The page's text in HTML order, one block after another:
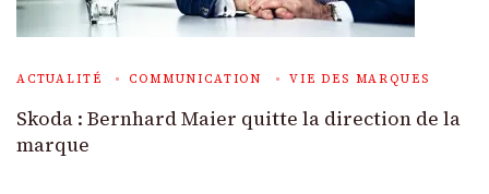
ACTUALITÉ COMMUNICATION VIE DES MARQUES
Skoda : Bernhard Maier quitte la direction de la
marque